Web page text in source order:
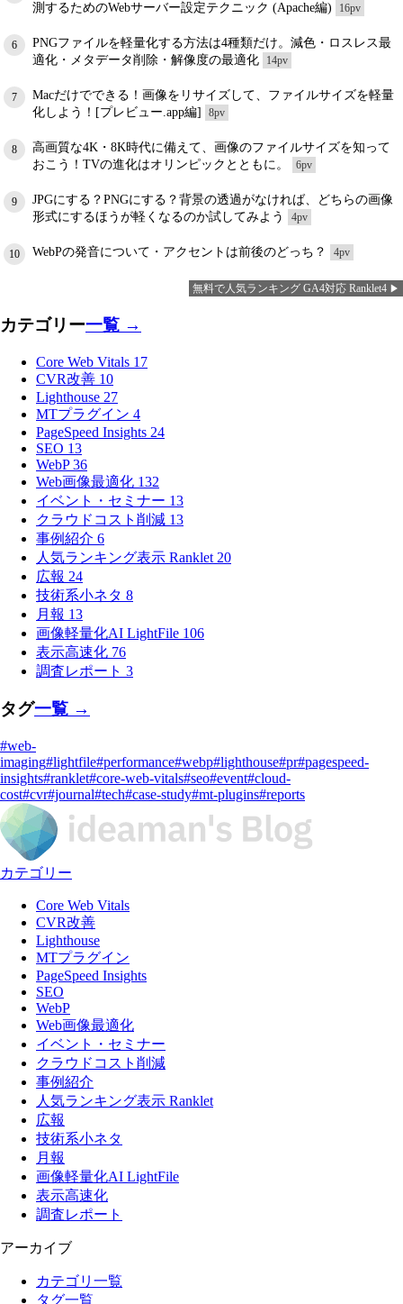
測するためのWebサーバー設定テクニック (Apache編)
16pv
6
PNGファイルを軽量化する方法は4種類だけ。減色・ロスレス最
適化・メタデータ削除・解像度の最適化
14pv
7
Macだけでできる！画像をリサイズして、ファイルサイズを軽量
化しよう！[プレビュー.app編]
8pv
8
高画質な4K・8K時代に備えて、画像のファイルサイズを知って
おこう！TVの進化はオリンピックとともに。
6pv
9
JPGにする？PNGにする？背景の透過がなければ、どちらの画像
形式にするほうが軽くなるのか試してみよう
4pv
10 WebPの発音について・アクセントは前後のどっち？ 4pv
無料で人気ランキング GA4対応 Ranklet4
カテゴリー一覧 →
Core Web Vitals 17
CVR改善 10
Lighthouse 27
MTプラグイン 4
PageSpeed Insights 24
SEO 13
WebP36
Web画像最適化 132
イベント・セミナー 13
クラウドコスト削減 13
事例紹介 6
人気ランキング表示 Ranklet 20
広報 24
技術系小ネタ 8
月報 13
画像軽量化AI LightFile 106
表示高速化 76
調査レポート 3
タグ一覧 →
#web-
imaging#lightfile#performance#webp#lighthouse#pr#pagespeed-
insights#ranklet#core-web-vitals#seo#event#cloud-
cost#cvr#journal#tech#case-study#mt-plugins#reports
カテゴリー
Core Web Vitals
CVR改善
Lighthouse
MTプラグイン
PageSpeed Insights
SEO
WebP
Web画像最適化
イベント・セミナー
クラウドコスト削減
事例紹介
人気ランキング表示 Ranklet
広報
技術系小ネタ
月報
画像軽量化AI LightFile
表示高速化
調査レポート
アーカイブ
カテゴリ一覧
タグ一覧